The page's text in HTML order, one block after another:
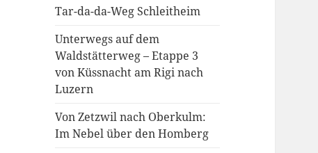
Tar-da-da-Weg Schleitheim
Unterwegs auf dem
Waldstätterweg – Etappe 3
von Küssnacht am Rigi nach
Luzern
Von Zetzwil nach Oberkulm:
Im Nebel über den Homberg